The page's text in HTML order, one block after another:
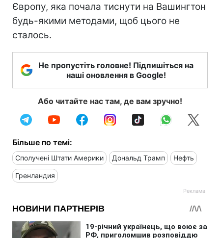
Європу, яка почала тиснути на Вашингтон
будь-якими методами, щоб цього не
сталось.
Не пропустіть головне! Підпишіться на
наші оновлення в Google!
Або читайте нас там, де вам зручно!
Більше по темі:
Сполучені Штати Америки Дональд Трамп Нефть
Гренландия